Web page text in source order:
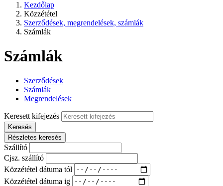
Kezdőlap
Közzététel
Szerződések, megrendelések, számlák
Számlák
Számlák
Szerződések
Számlák
Megrendelések
Keresett kifejezés
Keresés
Részletes keresés
Szállító
Cjsz. szállító
Közzététel dátuma tól
Közzététel dátuma ig